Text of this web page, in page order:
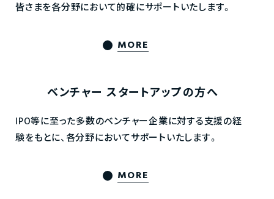
皆さまを各分野において的確にサポートいたします。
MORE
ベンチャー スタートアップの方へ
IPO等に至った多数のベンチャー企業に対する支援の経
験をもとに、各分野においてサポートいたします。
MORE